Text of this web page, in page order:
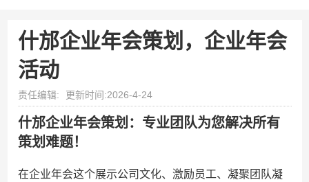
什邡企业年会策划，企业年会
活动
责任编辑: 更新时间:2026-4-24
什邡企业年会策划：专业团队为您解决所有
策划难题！
在企业年会这个展示公司文化、激励员工、凝聚团队凝